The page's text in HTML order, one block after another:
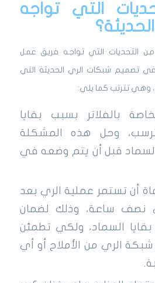
التي تواجه
التحديات التي تواجه فريق عمل
في تصميم شبكات الري الحديثة التي
وهي تترتب كما يلي:
بالفلاتر بسبب بقايا
وحل هذه المشكلة
قبل أن يتم وضعه في
أن تستمر عملية الري بعد
نصف ساعة، وذلك لضمان
السماد، ولكي تطمئن
الري من الأملاح أو أي